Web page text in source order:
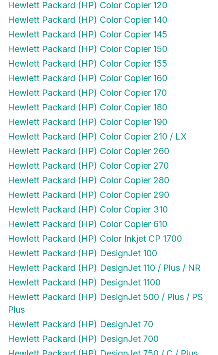
Hewlett Packard (HP) Color Copier 140
Hewlett Packard (HP) Color Copier 145
Hewlett Packard (HP) Color Copier 150
Hewlett Packard (HP) Color Copier 155
Hewlett Packard (HP) Color Copier 160
Hewlett Packard (HP) Color Copier 170
Hewlett Packard (HP) Color Copier 180
Hewlett Packard (HP) Color Copier 190
Hewlett Packard (HP) Color Copier 210 / LX
Hewlett Packard (HP) Color Copier 260
Hewlett Packard (HP) Color Copier 270
Hewlett Packard (HP) Color Copier 280
Hewlett Packard (HP) Color Copier 290
Hewlett Packard (HP) Color Copier 310
Hewlett Packard (HP) Color Copier 610
Hewlett Packard (HP) Color Inkjet CP 1700
Hewlett Packard (HP) DesignJet 100
Hewlett Packard (HP) DesignJet 110 / Plus / NR
Hewlett Packard (HP) DesignJet 1100
Hewlett Packard (HP) DesignJet 500 / Plus / PS
Plus
Hewlett Packard (HP) DesignJet 70
Hewlett Packard (HP) DesignJet 700
Hewlett Packard (HP) DesignJet 750 / C / Plus